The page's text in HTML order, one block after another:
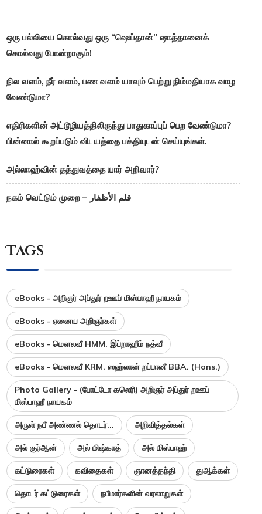
ஒரு பல்லியை கொல்வது ஒரு “ஷெய்தான்” ஷாத்தானைக்
கொல்வது போன்றாகும்!
நில வளம், நீர் வளம், பண வளம் யாவும் பெற்று நிம்மதியாக வாழ
வேண்டுமா?
எதிரிகளின் அட்டூழியத்திலிருந்து பாதுகாப்புப் பெற வேண்டுமா?
பின்னால் கூறப்படும் விடயத்தை பக்தியுடன் செய்யுங்கள்.
அல்லாஹ்வின் தத்துவத்தை யார் அறிவார்?
நகம் வெட்டும் முறை – قلم الأظفار
Tags
eBooks - அறிஞர் அப்துர் றஊப் மிஸ்பாஹீ நாயகம்
eBooks - ஏனைய அறிஞர்கள்
eBooks - மௌலவீ HMM. இப்றாஹீம் நத்வீ
eBooks - மௌலவீ KRM. ஸஹ்லான் றப்பானீ BBA. (Hons.)
Photo Gallery - (போட்டோ கலெரி) அறிஞர் அப்துர் றஊப்
மிஸ்பாஹீ நாயகம்
அருள் நபீ அண்ணல் தொடர்... அறிவித்தல்கள்
அல் குர்ஆன் அல் மிஷ்காத் அல் மிஸ்பாஹ்
கட்டுரைகள் கவிதைகள் ஞானத்தந்தி துஆக்கள்
தொடர் கட்டுரைகள் நபீமார்களின் வரலாறுகள்